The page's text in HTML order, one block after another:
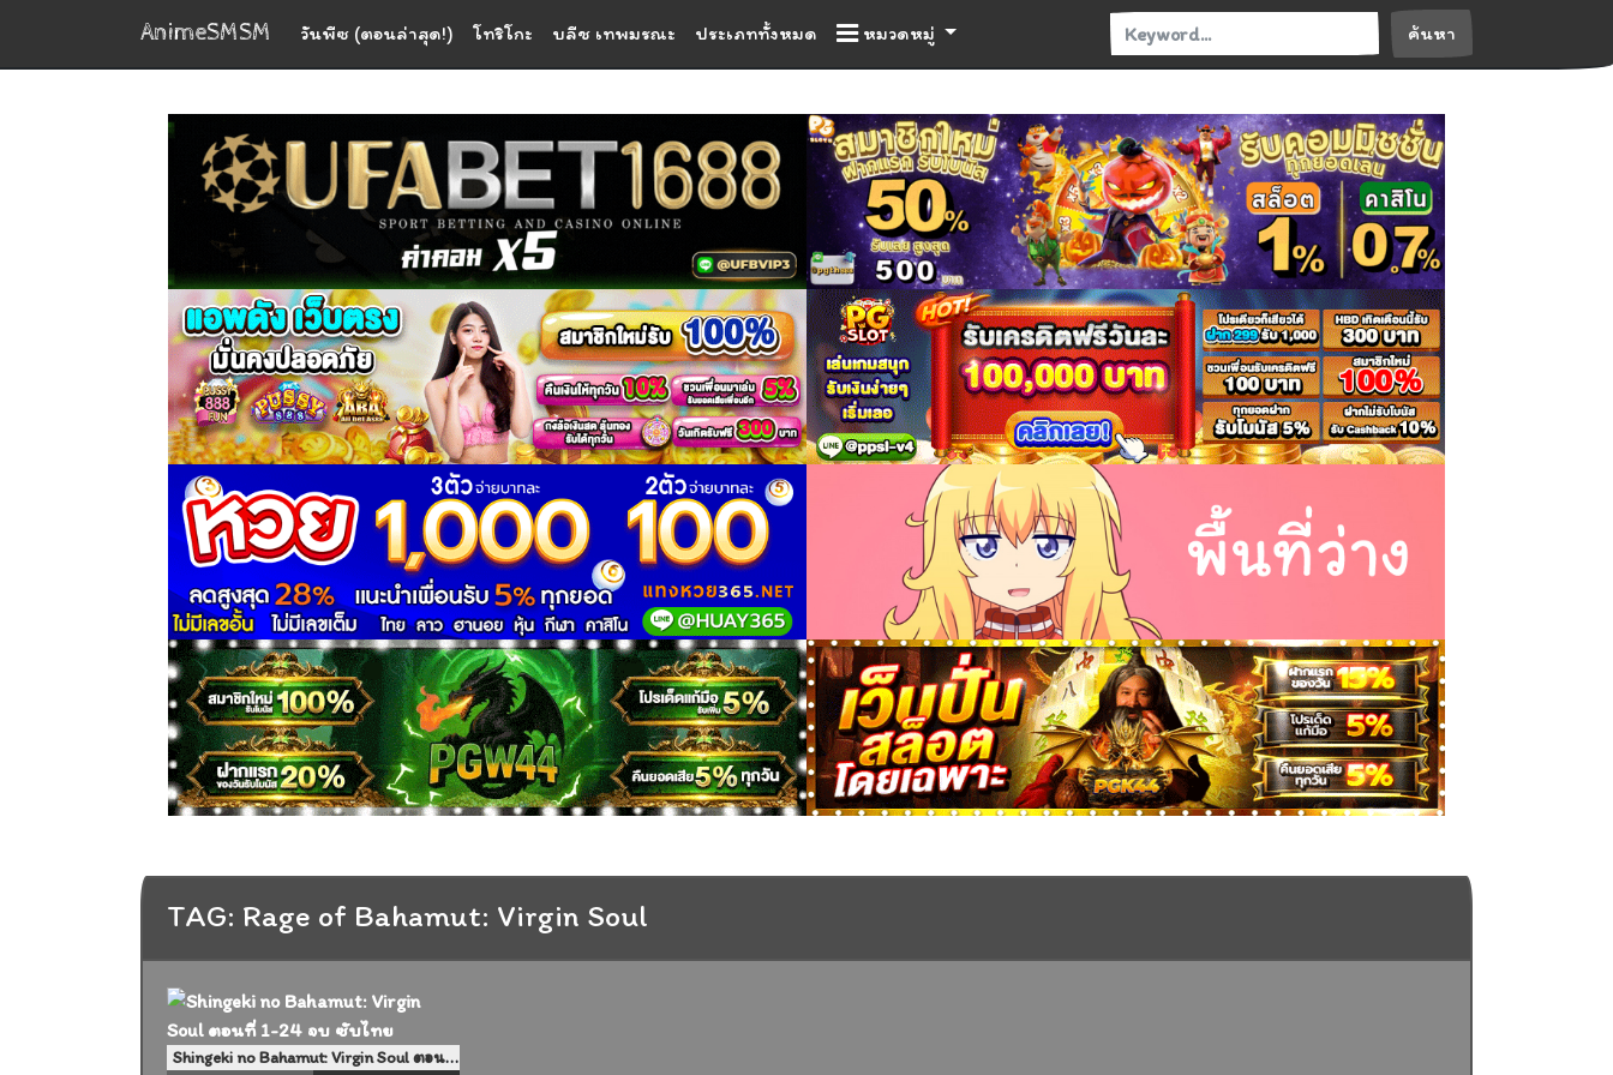
AnimeSMSM วันพีซ (ตอนล่าสุด!) โทริโกะ บลีช เทพมรณะ ประเภททั้งหมด หมวดหมู่ ค้นหา
TAG: Rage of Bahamut: Virgin Soul
Shingeki no Bahamut: Virgin Soul ตอนที่ 1-24 จบ ซับไทย